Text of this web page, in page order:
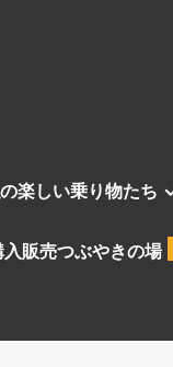
楽しい乗り物たち
販売つぶやきの場